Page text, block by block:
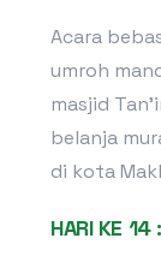
Acara
umroh
masjid
belanja
di kota
HARI KE 14